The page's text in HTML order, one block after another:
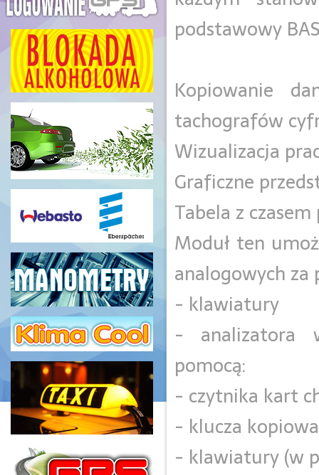
podstawowy
Kopiowanie
tachografów
Wizualizacja
Graficzne
Tabela z
Moduł ten
analogowych za
- klawiatury
- analizatora
pomocą:
- czytnika kart
- klucza
- klawiatury (w